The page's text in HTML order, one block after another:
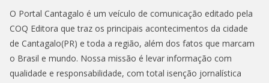
O Portal Cantagalo é um veículo de comunicação editado pela
COQ Editora que traz os principais acontecimentos da cidade
de Cantagalo(PR) e toda a região, além dos fatos que marcam
o Brasil e mundo. Nossa missão é levar informação com
qualidade e responsabilidade, com total isenção jornalística